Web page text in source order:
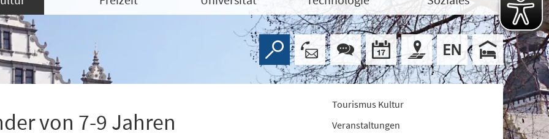
von 7-9 Jahren
Tourismus Kultur
Veranstaltungen